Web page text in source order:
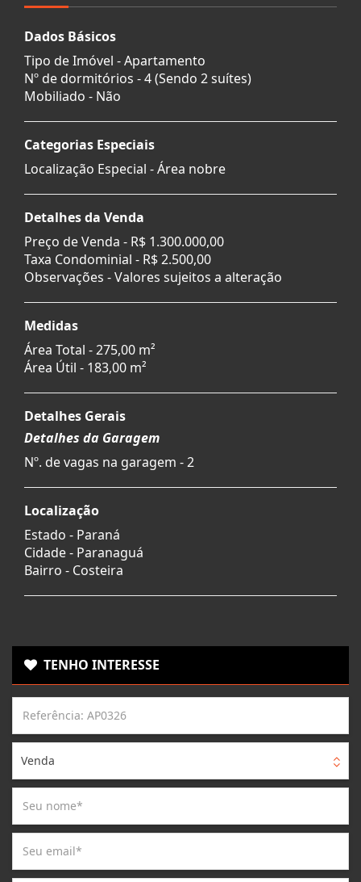
Dados Básicos
Tipo de Imóvel - Apartamento
Nº de dormitórios - 4 (Sendo 2 suítes)
Mobiliado - Não
Categorias Especiais
Localização Especial - Área nobre
Detalhes da Venda
Preço de Venda - R$ 1.300.000,00
Taxa Condominial - R$ 2.500,00
Observações - Valores sujeitos a alteração
Medidas
Área Total - 275,00 m²
Área Útil - 183,00 m²
Detalhes Gerais
Detalhes da Garagem
Nº. de vagas na garagem - 2
Localização
Estado - Paraná
Cidade - Paranaguá
Bairro - Costeira
TENHO INTERESSE
Venda